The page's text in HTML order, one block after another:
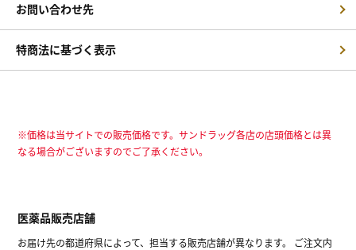
お問い合わせ先
特商法に基づく表示
※価格は当サイトでの販売価格です。サンドラッグ各店の店頭価格とは異
なる場合がございますのでご了承ください。
医薬品販売店舗
お届け先の都道府県によって、担当する販売店舗が異なります。 ご注文内